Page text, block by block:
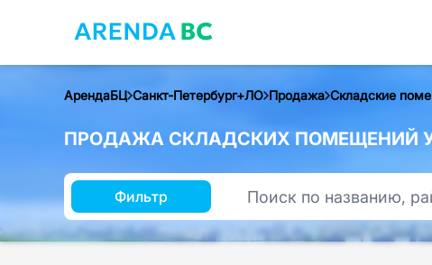
АрендаБЦ Санкт-Петербург+ЛО Продажа Складские
ПРОДАЖА СКЛАДСКИХ ПОМЕЩЕНИЙ
Фильтр